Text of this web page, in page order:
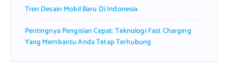
Tren Desain Mobil Baru Di Indonesia
Pentingnya Pengisian Cepat: Teknologi Fast Charging
Yang Membantu Anda Tetap Terhubung